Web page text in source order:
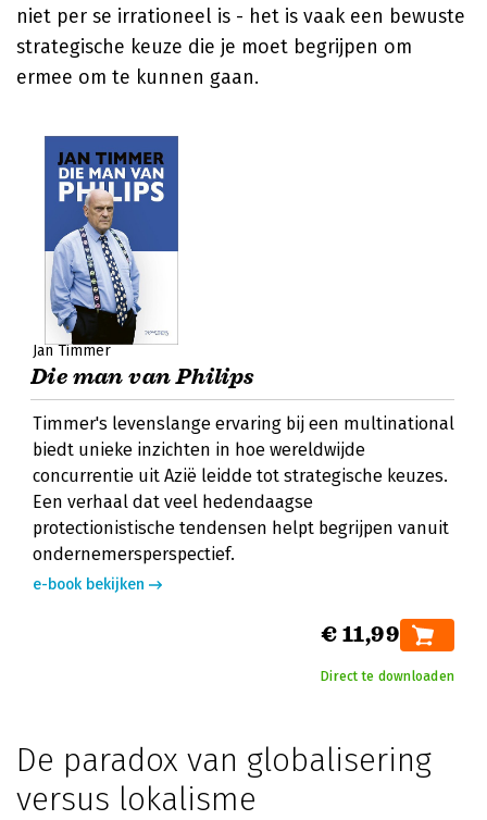
niet per se irrationeel is - het is vaak een bewuste
strategische keuze die je moet begrijpen om
ermee om te kunnen gaan.
Jan Timmer
Die man van Philips
Timmer's levenslange ervaring bij een multinational
biedt unieke inzichten in hoe wereldwijde
concurrentie uit Azië leidde tot strategische keuzes.
Een verhaal dat veel hedendaagse
protectionistische tendensen helpt begrijpen vanuit
ondernemersperspectief.
e-book bekijken
€ 11,99
Direct te downloaden
De paradox van globalisering
versus lokalisme